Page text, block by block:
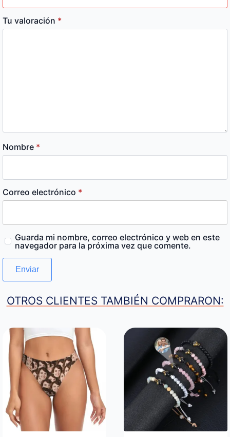
Tu valoración *
Nombre *
Correo electrónico *
Guarda mi nombre, correo electrónico y web en este
navegador para la próxima vez que comente.
OTROS CLIENTES TAMBIÉN COMPRARON: